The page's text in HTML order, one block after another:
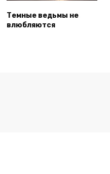
Темные ведьмы не
влюбляются